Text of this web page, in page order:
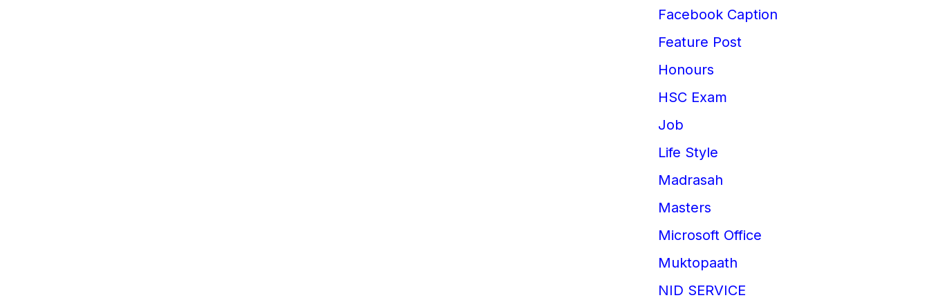
Facebook Caption
Feature Post
Honours
HSC Exam
Job
Life Style
Madrasah
Masters
Microsoft Office
Muktopaath
NID SERVICE